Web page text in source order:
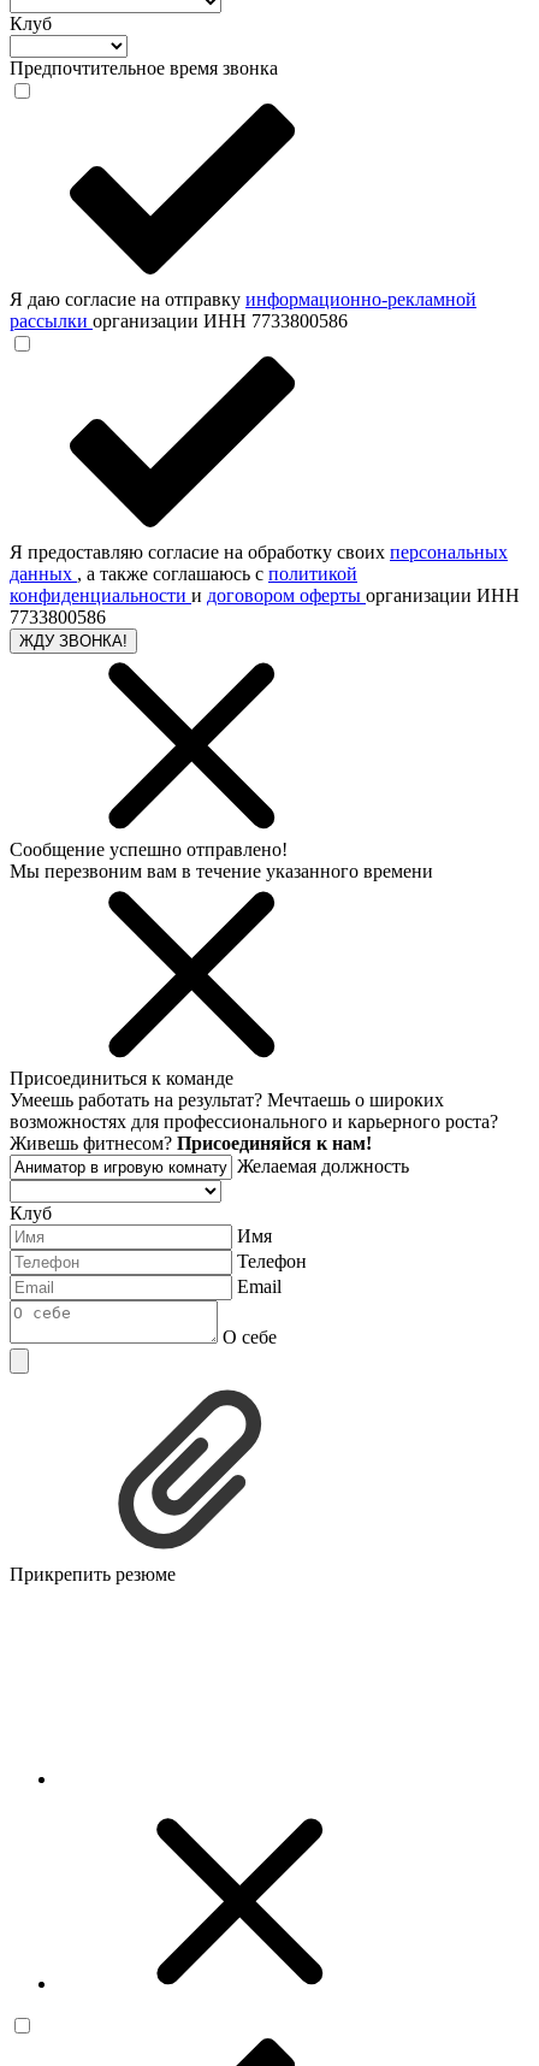
Клуб
Предпочтительное время звонка
Я даю согласие на отправку информационно-рекламной
рассылки организации ИНН 7733800586
Я предоставляю согласие на обработку своих персональных
данных , а также соглашаюсь с политикой
конфиденциальности и договором оферты организации ИНН
7733800586
ЖДУ ЗВОНКА!
Сообщение успешно отправлено!
Мы перезвоним вам в течение указанного времени
Присоединиться к команде
Умеешь работать на результат? Мечтаешь о широких
возможностях для профессионального и карьерного роста?
Живешь фитнесом? Присоединяйся к нам!
Желаемая должность
Клуб
Имя
Телефон
Email
О себе
Прикрепить резюме